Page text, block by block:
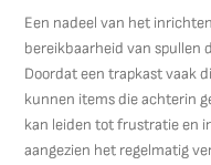
Een nadeel van het
bereikbaarheid van spullen
Doordat een trapkast vaak
kunnen items die achterin
kan leiden tot frustratie en
aangezien het regelmatig